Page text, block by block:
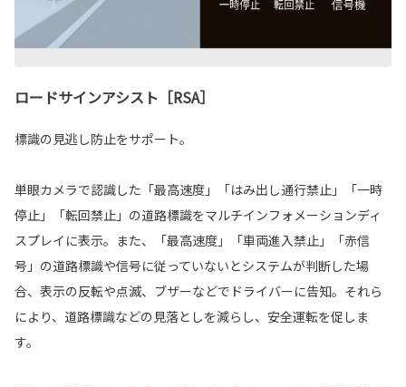
ロードサインアシスト［RSA］
標識の見逃し防止をサポート。
単眼カメラで認識した「最高速度」「はみ出し通行禁止」「一時
停止」「転回禁止」の道路標識をマルチインフォメーションディ
スプレイに表示。また、「最高速度」「車両進入禁止」「赤信
号」の道路標識や信号に従っていないとシステムが判断した場
合、表示の反転や点滅、ブザーなどでドライバーに告知。それら
により、道路標識などの見落としを減らし、安全運転を促しま
す。